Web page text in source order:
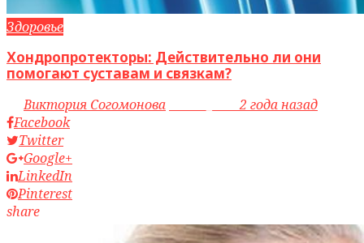
Здоровье
Хондропротекторы: Действительно ли они
помогают суставам и связкам?
byВиктория Согомонова access_time2 года назад
Facebook
Twitter
Google+
LinkedIn
Pinterest
share